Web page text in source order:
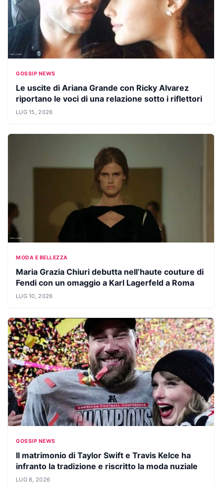
GOSSIP NEWS
Le uscite di Ariana Grande con Ricky Alvarez
riportano le voci di una relazione sotto i riflettori
LUG 15, 2026
MODA E BELLEZZA
Maria Grazia Chiuri debutta nell’haute couture di
Fendi con un omaggio a Karl Lagerfeld a Roma
LUG 10, 2026
GOSSIP NEWS
Il matrimonio di Taylor Swift e Travis Kelce ha
infranto la tradizione e riscritto la moda nuziale
LUG 8, 2026